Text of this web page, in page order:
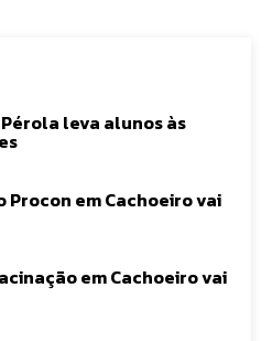
leva alunos às
Procon em Cachoeiro vai
em Cachoeiro vai